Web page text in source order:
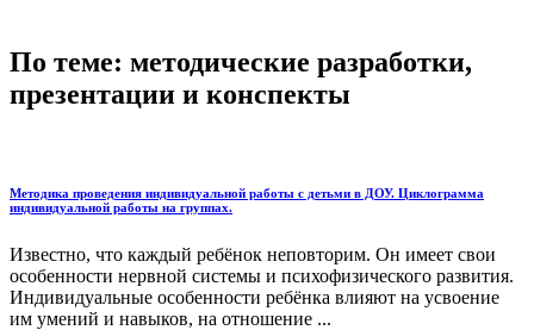
По теме: методические разработки,
презентации и конспекты
Методика проведения индивидуальной работы с детьми в ДОУ. Циклограмма
индивидуальной работы на группах.
Известно, что каждый ребёнок неповторим. Он имеет свои
особенности нервной системы и психофизического развития.
Индивидуальные особенности ребёнка влияют на усвоение
им умений и навыков, на отношение ...